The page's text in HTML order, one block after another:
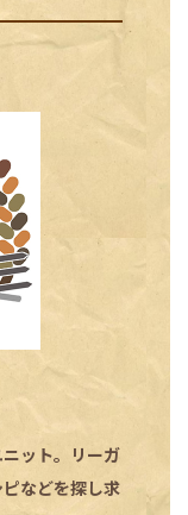
ット。リーガ
などを探し求